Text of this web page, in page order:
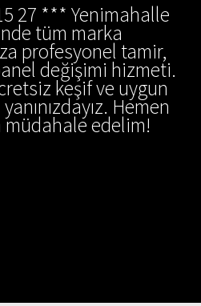
27 *** Yenimahalle
tüm marka
profesyonel tamir,
değişimi hizmeti.
keşif ve uygun
Hemen
müdahale edelim!